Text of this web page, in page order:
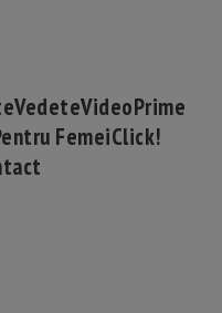
VedeteVideoPrime
FemeiClick!